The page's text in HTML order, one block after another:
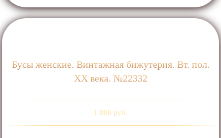
Бусы женские. Винтажная бижутерия. Вт. пол.
ХХ века. №22332
1 800 руб.